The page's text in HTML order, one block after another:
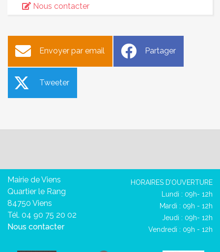
Nous contacter
Envoyer par email Partager
Tweeter
Mairie de Viens
Quartier le Rang
84750 Viens
Tél. 04 90 75 20 02
Nous contacter
HORAIRES D’OUVERTURE
Lundi : 09h- 12h
Mardi : 09h - 12h
Jeudi : 09h- 12h
Vendredi : 09h - 12h